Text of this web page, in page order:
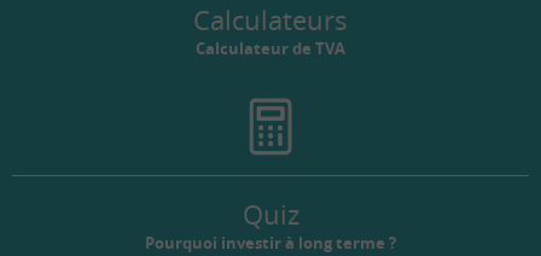
Calculateurs
Calculateur de TVA
Quiz
Pourquoi investir à long terme ?